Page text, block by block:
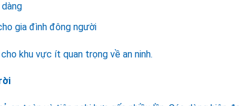
gia đình đông người
khu vực ít quan trọng về an ninh.